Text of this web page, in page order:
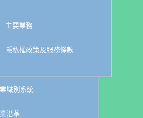
主要業務
隱私權政策及服務條款
識別系統
沿革